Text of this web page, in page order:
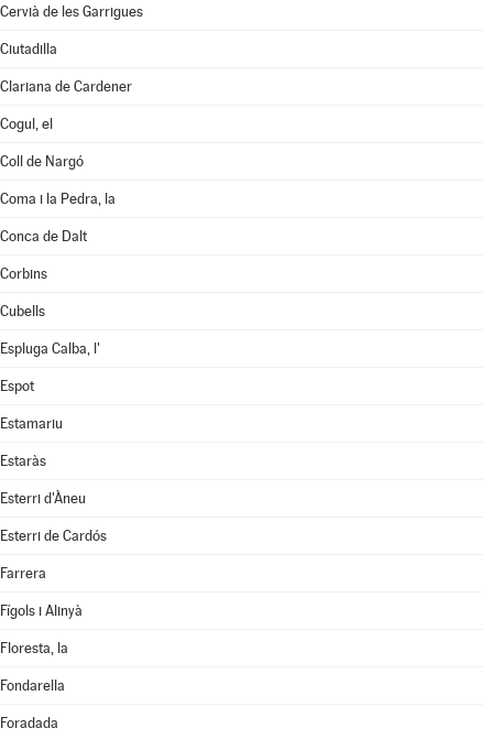
Cervià de les Garrigues
Ciutadilla
Clariana de Cardener
Cogul, el
Coll de Nargó
Coma i la Pedra, la
Conca de Dalt
Corbins
Cubells
Espluga Calba, l'
Espot
Estamariu
Estaràs
Esterri d'Àneu
Esterri de Cardós
Farrera
Fígols i Alinyà
Floresta, la
Fondarella
Foradada